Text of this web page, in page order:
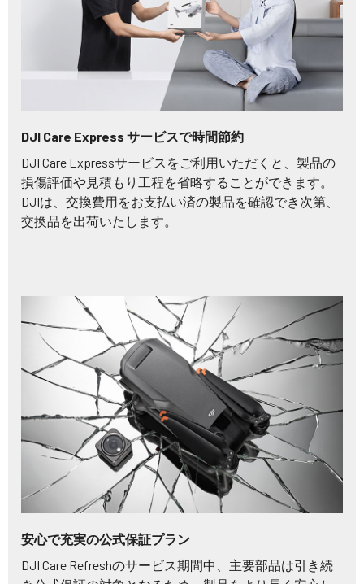
DJI Care Express サービスで時間節約
DJI Care Expressサービスをご利用いただくと、製品の
損傷評価や見積もり工程を省略することができます。
DJIは、交換費用をお支払い済の製品を確認でき次第、
交換品を出荷いたします。
安心で充実の公式保証プラン
DJI Care Refreshのサービス期間中、主要部品は引き続